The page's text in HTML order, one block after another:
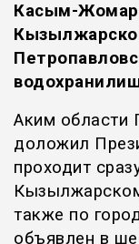
Касым-
Аким области
доложил
проходит
также по
объявлен в